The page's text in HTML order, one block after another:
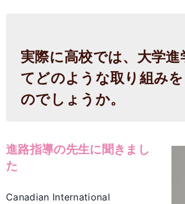
実際に高校では、大学進
てどのような取り組み
のでしょうか。
進路指導の先生に聞きまし
た
Canadian International